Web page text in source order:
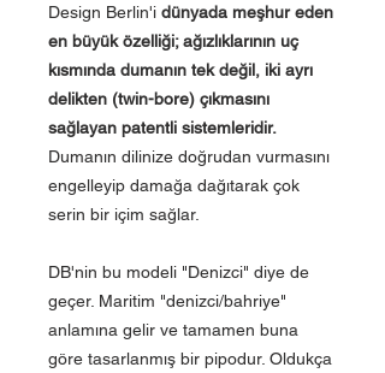
Design Berlin'i dünyada meşhur eden
en büyük özelliği; ağızlıklarının uç
kısmında dumanın tek değil, iki ayrı
delikten (twin-bore) çıkmasını
sağlayan patentli sistemleridir.
Dumanın dilinize doğrudan vurmasını
engelleyip damağa dağıtarak çok
serin bir içim sağlar.
DB'nin bu modeli "Denizci" diye de
geçer. Maritim "denizci/bahriye"
anlamına gelir ve tamamen buna
göre tasarlanmış bir pipodur. Oldukça